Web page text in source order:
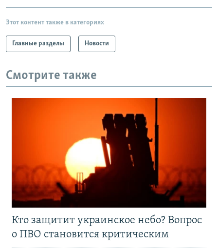
Этот контент также в категориях
Главные разделы Новости
Смотрите также
Кто защитит украинское небо? Вопрос
о ПВО становится критическим